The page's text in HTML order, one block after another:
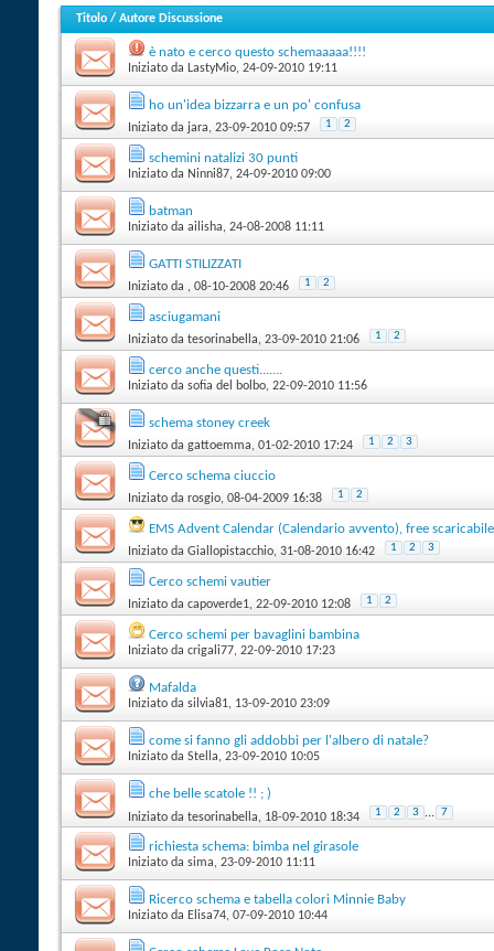
Titolo / Autore Discussione
è nato e cerco questo schemaaaaa!!!!
Iniziato da LastyMio‎, 24-09-2010 19:11
ho un'idea bizzarra e un po' confusa
Iniziato da jara‎, 23-09-2010 09:57 1 2
schemini natalizi 30 punti
Iniziato da Ninni87‎, 24-09-2010 09:00
batman
Iniziato da ailisha‎, 24-08-2008 11:11
GATTI STILIZZATI
Iniziato da ‎, 08-10-2008 20:46 1 2
asciugamani
Iniziato da tesorinabella‎, 23-09-2010 21:06 1 2
cerco anche questi.......
Iniziato da sofia del bolbo‎, 22-09-2010 11:56
schema stoney creek
Iniziato da gattoemma‎, 01-02-2010 17:24 1 2 3
Cerco schema ciuccio
Iniziato da rosgio‎, 08-04-2009 16:38 1 2
EMS Advent Calendar (Calendario avvento), free scaricabile
Iniziato da Giallopistacchio‎, 31-08-2010 16:42 1 2 3
Cerco schemi vautier
Iniziato da capoverde1‎, 22-09-2010 12:08 1 2
Cerco schemi per bavaglini bambina
Iniziato da crigali77‎, 22-09-2010 17:23
Mafalda
Iniziato da silvia81‎, 13-09-2010 23:09
come si fanno gli addobbi per l'albero di natale?
Iniziato da Stella‎, 23-09-2010 10:05
che belle scatole !! ; )
Iniziato da tesorinabella‎, 18-09-2010 18:34 1 2 3 ... 7
richiesta schema: bimba nel girasole
Iniziato da sima‎, 23-09-2010 11:11
Ricerco schema e tabella colori Minnie Baby
Iniziato da Elisa74‎, 07-09-2010 10:44